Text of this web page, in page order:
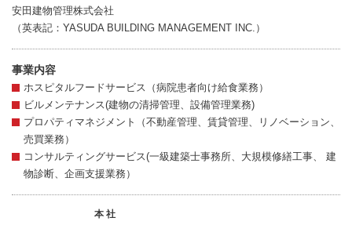
安田建物管理株式会社
（英表記：YASUDA BUILDING MANAGEMENT INC.）
事業内容
ホスピタルフードサービス（病院患者向け給食業務）
ビルメンテナンス(建物の清掃管理、設備管理業務)
プロパティマネジメント（不動産管理、賃貸管理、リノベーション、
売買業務）
コンサルティングサービス(一級建築士事務所、大規模修繕工事、 建
物診断、 企画支援業務）
本 社